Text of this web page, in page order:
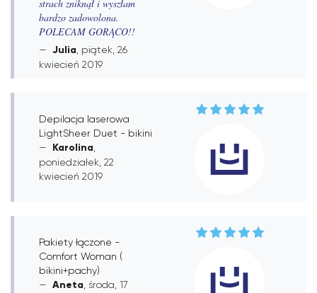
strach zniknął i wyszłam
bardzo zadowolona.
POLECAM GORĄCO!!
Julia , piątek, 26
kwiecień 2019
Depilacja laserowa
LightSheer Duet - bikini
Karolina
poniedziałek, 22
kwiecień 2019
Pakiety łączone -
Comfort Woman (
bikini+pachy)
Aneta , środa, 17